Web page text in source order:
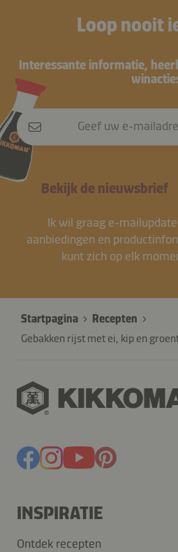
Loop nooit
Interessante informatie,
Geef uw e-
Bekijk de nieuwsbrief
Ik wil graag e-
aanbiedingen en
kunt zich op elk
Startpagina
Recepten
Gebakken rijst met ei, kip en
INSPIRATIE
Ontdek recepten